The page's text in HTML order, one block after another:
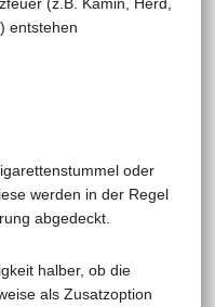
entstehen
oder
werden in der Regel
abgedeckt.
halber, ob die
als Zusatzoption